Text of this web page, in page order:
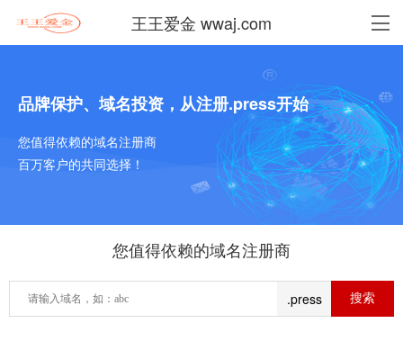
王王爱金 wwaj.com
品牌保护、域名投资，从注册.press开始
您值得依赖的域名注册商
百万客户的共同选择！
您值得依赖的域名注册商
.press